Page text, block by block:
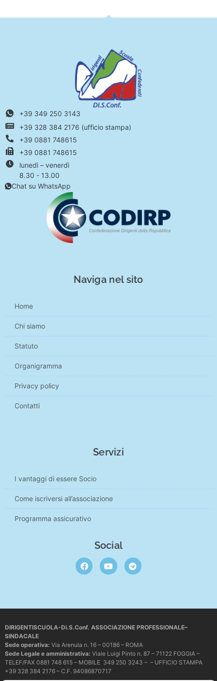
+39 349 250 3143
+39 328 384 2176 (ufficio stampa)
+39 0881 748615
+39 0881 748615
lunedì – venerdì
8.30 - 13.00
Chat su WhatsApp
Naviga nel sito
Home
Chi siamo
Statuto
Organigramma
Privacy policy
Contatti
Servizi
I vantaggi di essere Socio
Come iscriversi all’associazione
Programma assicurativo
Social
DIRIGENTISCUOLA-Di.S.Conf. ASSOCIAZIONE PROFESSIONALE–
SINDACALE
Sede operativa: Via Arenula n. 16 – 00186 – ROMA
Sede Legale e amministrativa: Viale Luigi Pinto n. 87 – 71122 FOGGIA –
TELEF/FAX 0881 748 615 – MOBILE 349 250 3243 – – UFFICIO STAMPA
+39 328 384 2176 – C.F. 94086870717